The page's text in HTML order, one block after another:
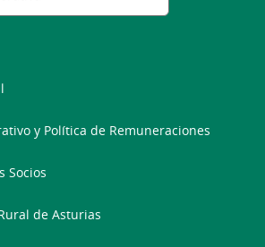
y Política de Remuneraciones
Socios
de Asturias